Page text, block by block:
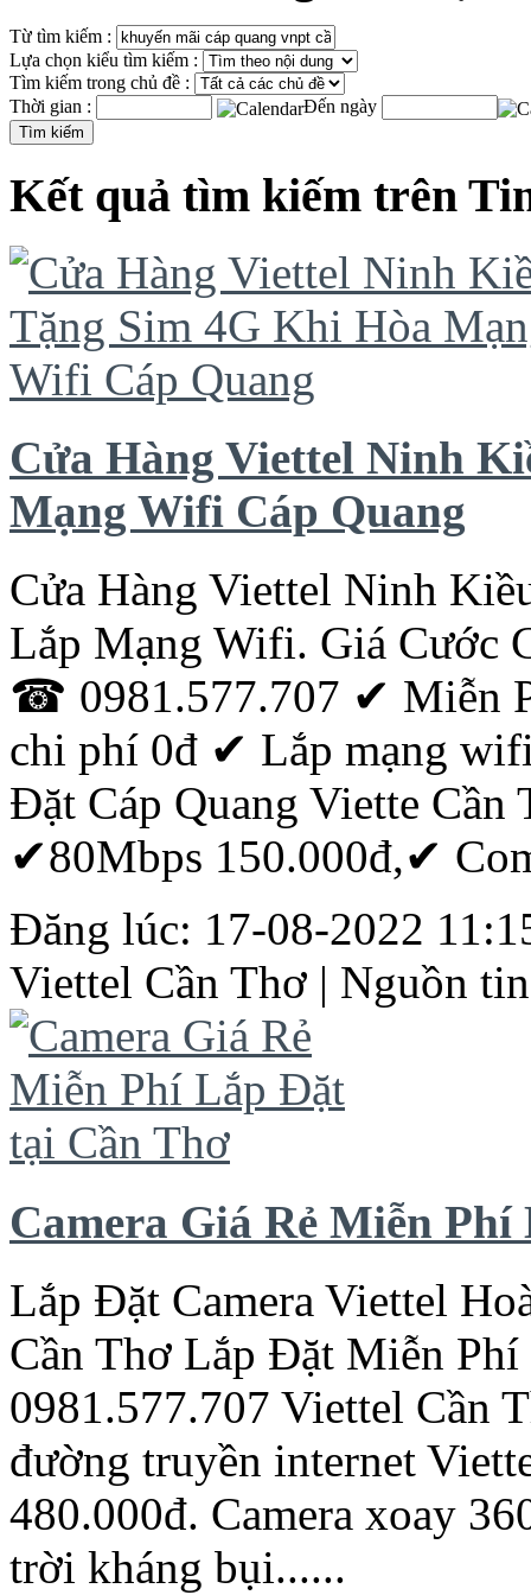
Từ tìm kiếm :
Lựa chọn kiểu tìm kiếm :
Tìm kiếm trong chủ đề :
Thời gian :
Đến ngày
Kết quả tìm kiếm trên
Cửa Hàng Viettel Ninh
Mạng Wifi Cáp Quang
Cửa Hàng Viettel Ninh
Lắp Mạng Wifi. Giá
☎ 0981.577.707 ✔ Miễn
chi phí 0đ ‎✔ Lắp mạng
Đặt Cáp Quang Viette Cần
✔80Mbps 150.000đ,✔
Đăng lúc: 17-08-2022
Viettel Cần Thơ | Nguồn
Camera Giá Rẻ Miễn
Lắp Đặt Camera Viettel
Cần Thơ Lắp Đặt Miễn
0981.577.707 Viettel Cần
đường truyền internet
480.000đ. Camera xoay
trời kháng bụi......